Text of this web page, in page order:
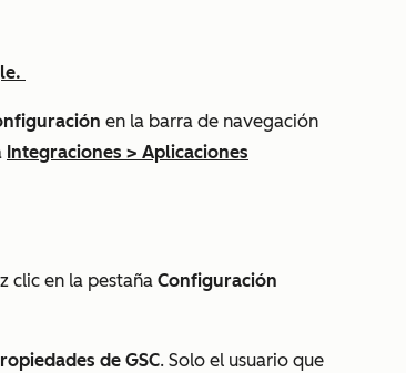
en la barra de navegación
Integraciones > Aplicaciones
clic en la pestaña Configuración
de GSC. Solo el usuario que